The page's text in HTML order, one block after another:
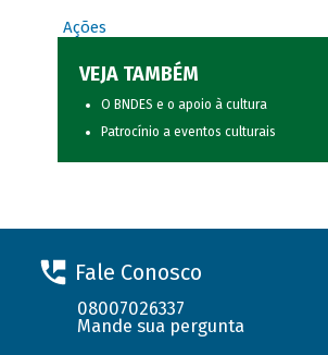
Ações
VEJA TAMBÉM
O BNDES e o apoio à cultura
Patrocínio a eventos culturais
Fale Conosco
08007026337
Mande sua pergunta